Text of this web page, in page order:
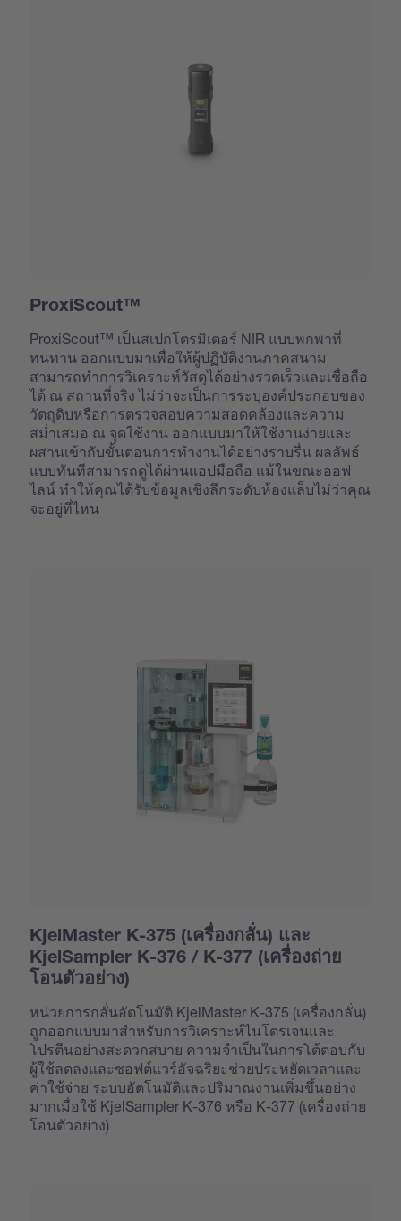
ProxiScout™
ProxiScout™ เป็นสเปกโตรมิเตอร์ NIR แบบพกพาที่
ทนทาน ออกแบบมาเพื่อให้ผู้ปฏิบัติงานภาคสนาม
สามารถทำการวิเคราะห์วัสดุได้อย่างรวดเร็วและเชื่อถือ
ได้ ณ สถานที่จริง ไม่ว่าจะเป็นการระบุองค์ประกอบของ
วัตถุดิบหรือการตรวจสอบความสอดคล้องและความ
สม่ำเสมอ ณ จุดใช้งาน ออกแบบมาให้ใช้งานง่ายและ
ผสานเข้ากับขั้นตอนการทำงานได้อย่างราบรื่น ผลลัพธ์
แบบทันทีสามารถดูได้ผ่านแอปมือถือ แม้ในขณะออฟ
ไลน์ ทำให้คุณได้รับข้อมูลเชิงลึกระดับห้องแล็บไม่ว่าคุณ
จะอยู่ที่ไหน
KjelMaster K-375 (เครื่องกลั่น) และ
KjelSampler K-376 / K-377 (เครื่องถ่าย
โอนตัวอย่าง)
หน่วยการกลั่นอัตโนมัติ KjelMaster K-375 (เครื่องกลั่น)
ถูกออกแบบมาสำหรับการวิเคราะห์ไนโตรเจนและ
โปรตีนอย่างสะดวกสบาย ความจำเป็นในการโต้ตอบกับ
ผู้ใช้ลดลงและซอฟต์แวร์อัจฉริยะช่วยประหยัดเวลาและ
ค่าใช้จ่าย ระบบอัตโนมัติและปริมาณงานเพิ่มขึ้นอย่าง
มากเมื่อใช้ KjelSampler K-376 หรือ K-377 (เครื่องถ่าย
โอนตัวอย่าง)